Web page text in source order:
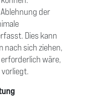
der
Dies kann
nach sich ziehen,
wäre,